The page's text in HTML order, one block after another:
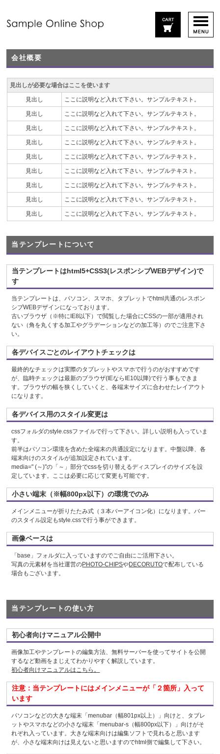
会社概要
見出しが必要な場合はここを使います
見出し ここに説明など入れて下さい。サンプルテキスト。
見出し ここに説明など入れて下さい。サンプルテキスト。
見出し ここに説明など入れて下さい。サンプルテキスト。
見出し ここに説明など入れて下さい。サンプルテキスト。
見出し ここに説明など入れて下さい。サンプルテキスト。
見出し ここに説明など入れて下さい。サンプルテキスト。
見出し ここに説明など入れて下さい。サンプルテキスト。
見出し ここに説明など入れて下さい。サンプルテキスト。
見出し ここに説明など入れて下さい。サンプルテキスト。
当テンプレートについて
当テンプレートはhtml5+CSS3(レスポンシブWEBデザイン)で
す
当テンプレートは、パソコン、スマホ、タブレットでhtml共通のレスポン
シブWEBデザインになっております。
古いブラウザ（※特にIE8以下）で閲覧した場合にCSSの一部が適用され
ない（角を丸くする加工やグラデーションなどの加工等）のでご注意下さ
い。
各デバイスごとのレイアウトチェックは
最終的なチェックは実際のタブレットやスマホで行うのがおすすめです
が、臨時チェックは最新のブラウザ(IEならIE10以降)で行う事もできま
す。ブラウザの幅を狭くしていくと、各端末サイズに合わせたレイアウト
になります。
各デバイス用のスタイル変更は
cssフォルダのstyle.cssファイルで行って下さい。詳しい説明も入っていま
す。
前半はパソコン環境を含めた全端末の共通設定になります。中盤以降、各
端末向けのスタイルが追加設定されています。
media=" (～)"の「～」部分でcssを切り替えるディスプレイのサイズを設
定しています。ここは必要に応じて変更も可能です。
小さい端末（※幅800px以下）の環境でのみ
メインメニューが折りたたみ式（３本バーアイコン化）になります。バー
のスタイル設定もstyle.cssで行う事ができます。
画像ベースは
「base」フォルダに入っていますのでご自由にご活用下さい。
写真の元素材を当社運営のPHOTO-CHIPSやDECORUTOで配布している
場合もございます。
当テンプレートの使い方
初心者向けマニュアル公開中
画像加工やテンプレートの編集方法、無料サーバーを使ってサイトを公開
するなど動画をまじえてわかりやすく解説しています。
初心者向けマニュアルはこちら。
注意：当テンプレートにはメインメニューが「２箇所」入って
います
パソコンなどの大きな端末「menubar（幅801px以上）」向けと、タブレ
ットやスマホなどの小さな端末「menubar-s（幅800px以下）」向けがそ
れぞれ入っています。大きな端末向けは編集ソフトで見れると思います
が、小さな端末向けは見えないと思いますのでhtml側で編集して下さい。